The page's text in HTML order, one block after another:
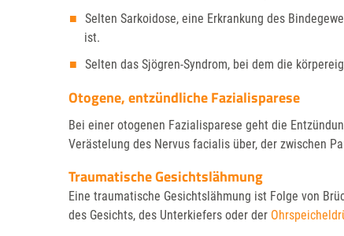
Selten Sarkoidose, eine Erkrankung des
ist.
Selten das Sjögren-Syndrom, bei dem die
Otogene, entzündliche Fazialisparese
Bei einer otogenen Fazialisparese geht die
Verästelung des Nervus facialis über, der zwischen
Traumatische Gesichtslähmung
Eine traumatische Gesichtslähmung ist Folge von
des Gesichts, des Unterkiefers oder der